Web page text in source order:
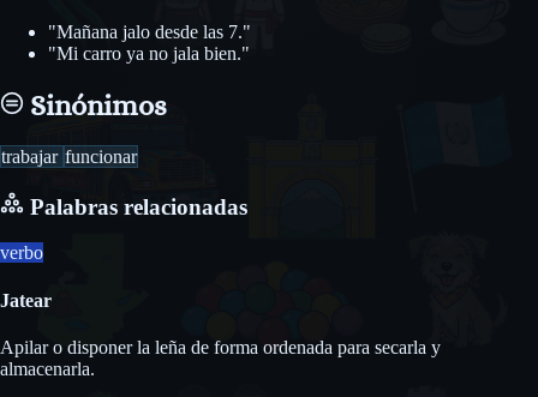
"Mañana jalo desde las 7."
"Mi carro ya no jala bien."
Sinónimos
trabajar funcionar
Palabras relacionadas
verbo
Jatear
Apilar o disponer la leña de forma ordenada para secarla y
almacenarla.